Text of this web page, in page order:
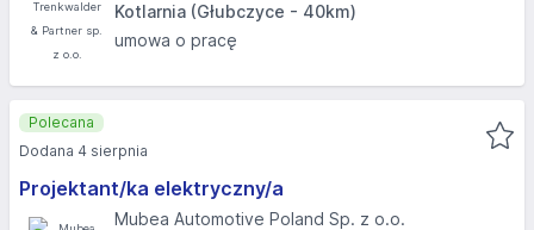
Kotlarnia (Głubczyce - 40km)
umowa o pracę
Projektant/ka elektryczny/a
Mubea Automotive Poland Sp. z o.o.
Polecana
Dodana 4 sierpnia